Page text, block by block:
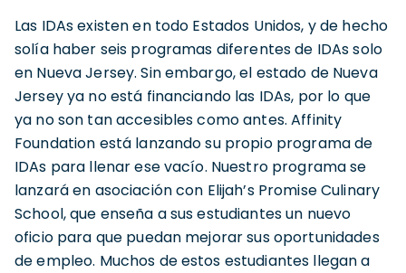
Las IDAs existen en todo Estados Unidos, y de hecho
solía haber seis programas diferentes de IDAs solo
en Nueva Jersey. Sin embargo, el estado de Nueva
Jersey ya no está financiando las IDAs, por lo que
ya no son tan accesibles como antes. Affinity
Foundation está lanzando su propio programa de
IDAs para llenar ese vacío. Nuestro programa se
lanzará en asociación con Elijah’s Promise Culinary
School, que enseña a sus estudiantes un nuevo
oficio para que puedan mejorar sus oportunidades
de empleo. Muchos de estos estudiantes llegan a